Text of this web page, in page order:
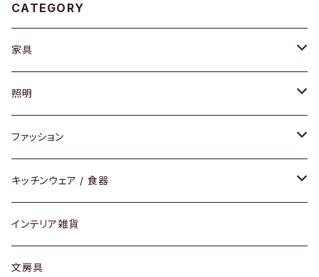
CATEGORY
家具
ソファ / ベンチ
チェア / スツール
ダイニングセット / ダイニングテーブル
ローテーブル / サイドテーブル
デスク / コンソール
照明
ペンダントライト
テーブルランプ / デスクスタンド
フロアライト
ファッション
アクセサリー
リング
ピアス / イヤリング
財布
バッグ
キッチンウェア / 食器
グラス / タンブラー
カップ / マグ
インテリア雑貨
文房具